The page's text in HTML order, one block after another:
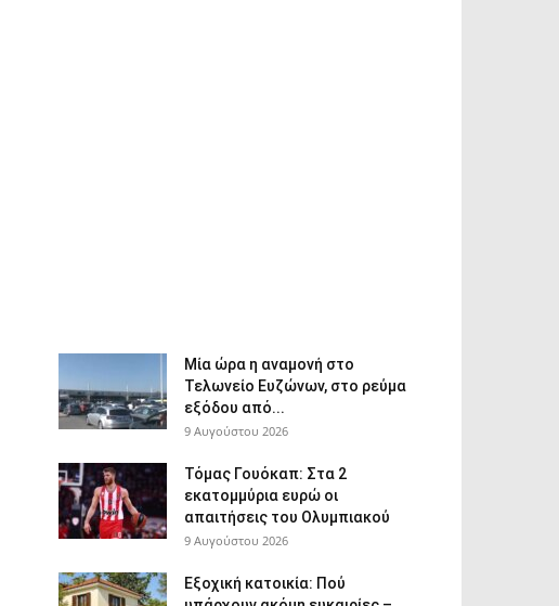
Μία ώρα η αναμονή στο
Τελωνείο Ευζώνων, στο ρεύμα
εξόδου από...
9 Αυγούστου 2026
Τόμας Γουόκαπ: Στα 2
εκατομμύρια ευρώ οι
απαιτήσεις του Ολυμπιακού
9 Αυγούστου 2026
Εξοχική κατοικία: Πού